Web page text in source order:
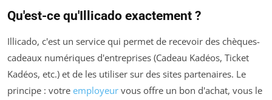
Qu'est-ce qu'Illicado exactement ?
Illicado, c'est un service qui permet de recevoir des chèques-
cadeaux numériques d'entreprises (Cadeau Kadéos, Ticket
Kadéos, etc.) et de les utiliser sur des sites partenaires. Le
principe : votre employeur vous offre un bon d'achat, vous le